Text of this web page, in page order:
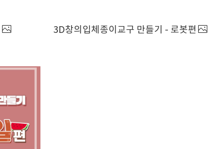
3D창의입체종이교구 만들기 - 로봇편